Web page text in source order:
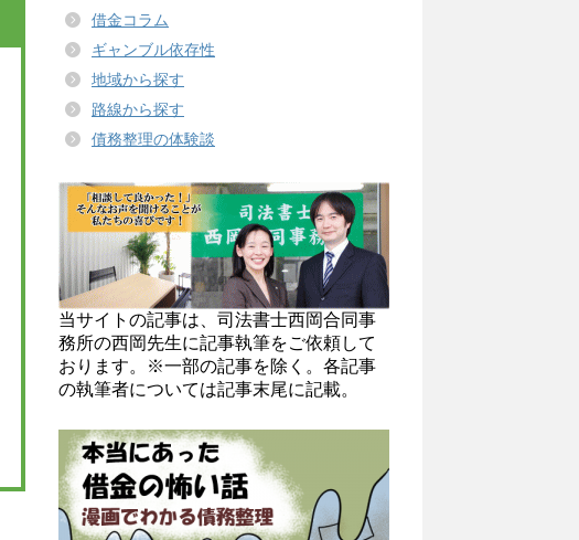
借金コラム
ギャンブル依存性
地域から探す
路線から探す
債務整理の体験談
当サイトの記事は、司法書士西岡合同事
務所の西岡先生に記事執筆をご依頼して
おります。※一部の記事を除く。各記事
の執筆者については記事末尾に記載。